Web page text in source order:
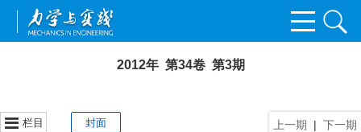
2012年 第34卷 第3期
上一期 | 下一期
栏目 封面